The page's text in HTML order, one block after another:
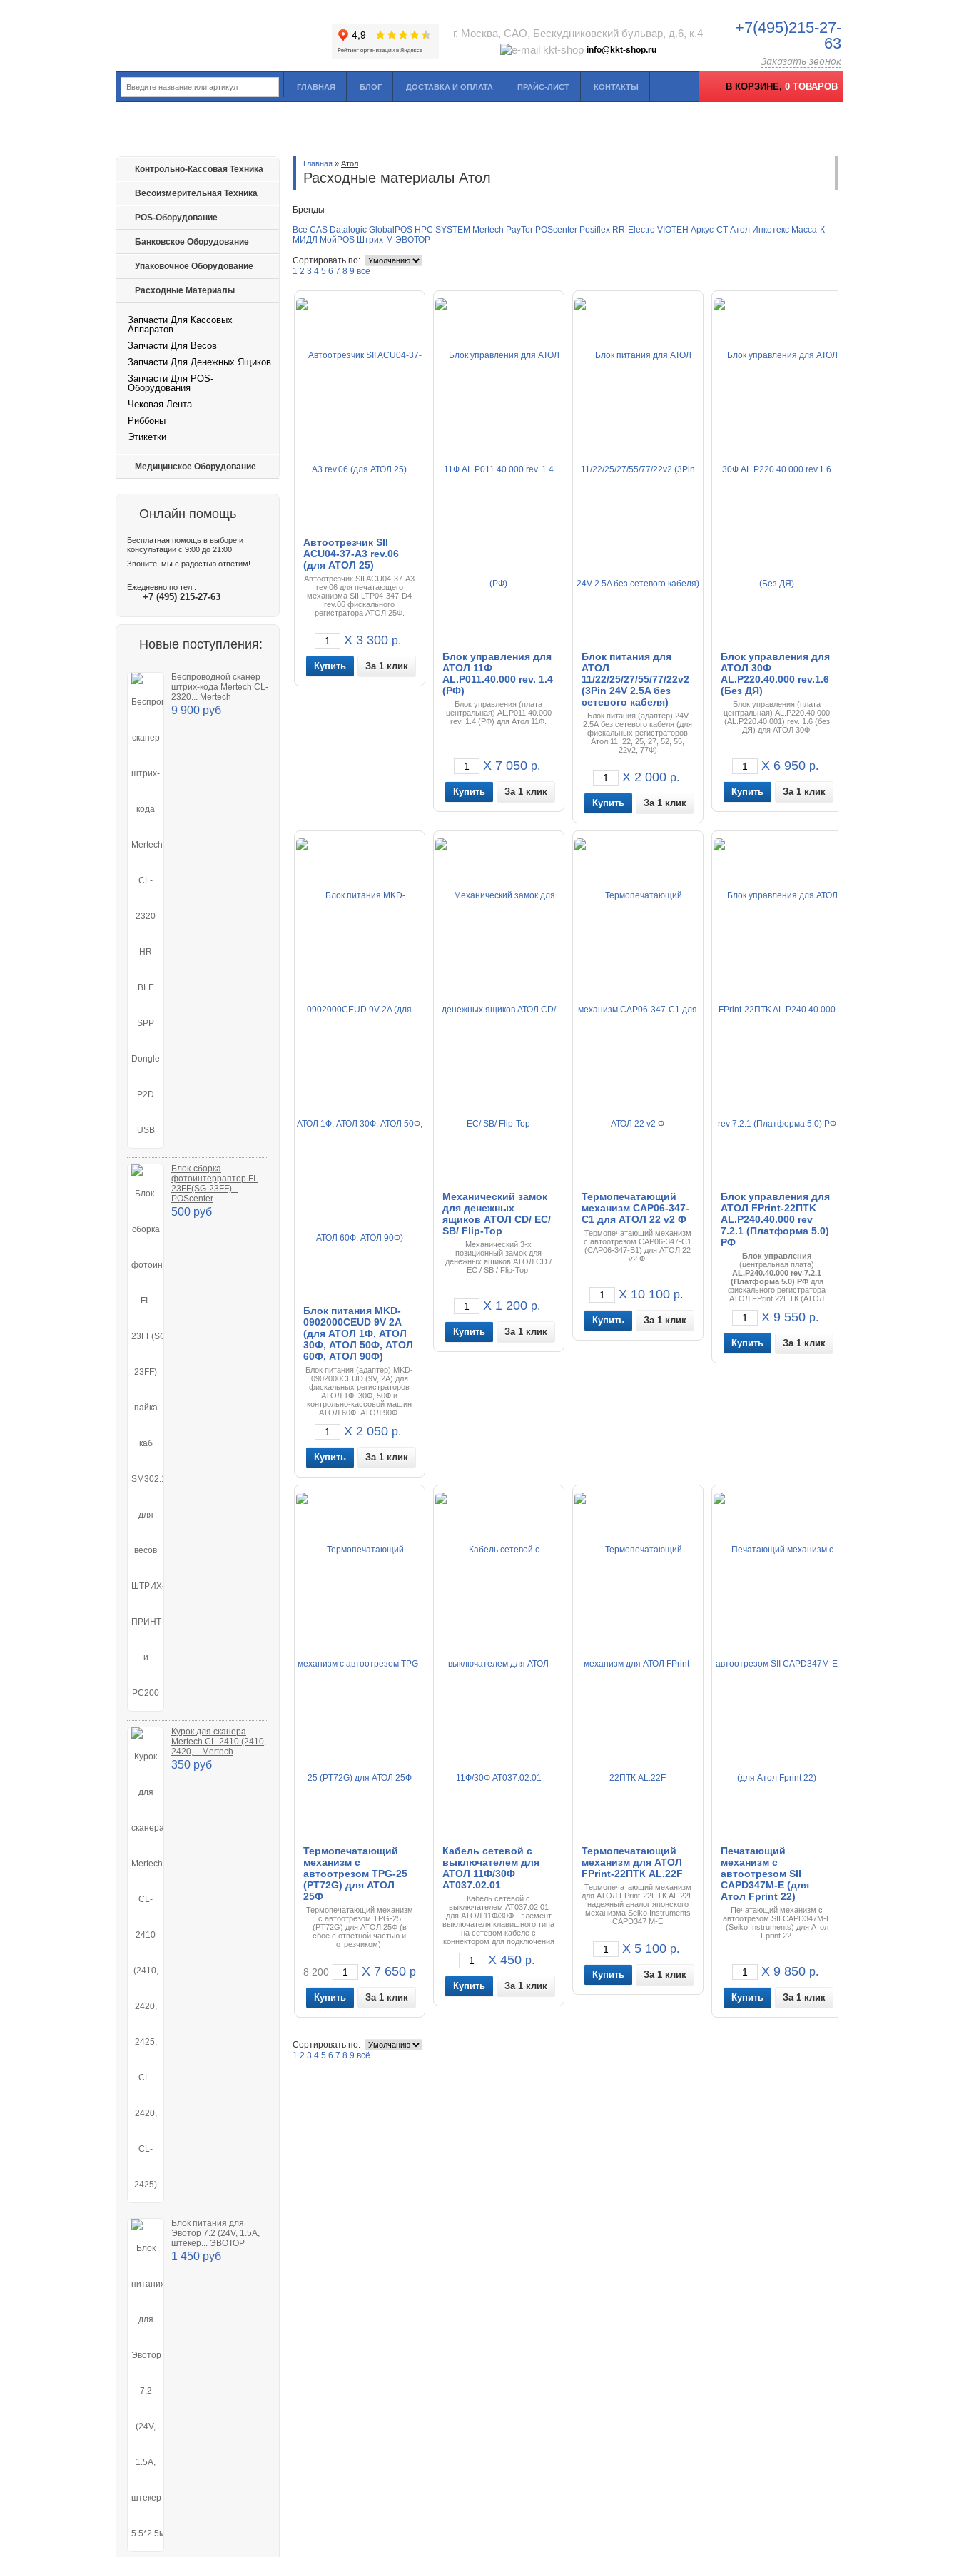
г. Москва, САО, Бескудниковский бульвар, д.6, к.4
info@kkt-shop.ru
+7(495)215-27-
63
Заказать звонок
ГЛАВНАЯ БЛОГ ДОСТАВКА И ОПЛАТА ПРАЙС-ЛИСТ КОНТАКТЫ В КОРЗИНЕ, 0 ТОВАРОВ
Контрольно-Кассовая Техника
Весоизмерительная Техника
POS-Оборудование
Банковское Оборудование
Упаковочное Оборудование
Расходные Материалы
Запчасти Для Кассовых
Аппаратов
Запчасти Для Весов
Запчасти Для Денежных Ящиков
Запчасти Для POS-
Оборудования
Чековая Лента
Риббоны
Этикетки
Медицинское Оборудование
Онлайн помощь
Бесплатная помощь в выборе и
консультации с 9:00 до 21:00.
Звоните, мы с радостью ответим!
Ежедневно по тел.:
+7 (495) 215-27-63
Новые поступления:
Беспроводной сканер
штрих-кода Mertech CL-
2320... Mertech
9 900 руб
Блок-сборка
фотоинтерраптор FI-
23FF(SG-23FF)...
POScenter
500 руб
Курок для сканера
Mertech CL-2410 (2410,
2420,... Mertech
350 руб
Блок питания для
Эвотор 7.2 (24V, 1.5A,
штекер... ЭВОТОР
1 450 руб
Главная » Атол
Расходные материалы Атол
Бренды
Все CAS Datalogic GlobalPOS HPC SYSTEM Mertech PayTor POScenter Posiflex RR-Electro VIOTEH Аркус-СТ Атол Инкотекс Масса-К
МИДЛ МойPOS Штрих-М ЭВОТОР
Сортировать по:
1 2 3 4 5 6 7 8 9 всё
Автоотрезчик SII
ACU04-37-A3 rev.06
(для АТОЛ 25)
Автоотрезчик SII ACU04-37-A3
rev.06 для печатающего
механизма SII LTP04-347-D4
rev.06 фискального
регистратора АТОЛ 25Ф.
X 3 300 р.
За 1 клик
Блок управления для
АТОЛ 11Ф
AL.P011.40.000 rev. 1.4
(РФ)
Блок управления (плата
центральная) AL.P011.40.000
rev. 1.4 (РФ) для Атол 11Ф.
X 7 050 р.
За 1 клик
Блок питания для
АТОЛ
11/22/25/27/55/77/22v2
(3Pin 24V 2.5A без
сетевого кабеля)
Блок питания (адаптер) 24V
2.5A без сетевого кабеля (для
фискальных регистраторов
Атол 11, 22, 25, 27, 52, 55,
22v2, 77Ф)
X 2 000 р.
За 1 клик
Блок управления для
АТОЛ 30Ф
AL.P220.40.000 rev.1.6
(Без ДЯ)
Блок управления (плата
центральная) AL.P220.40.000
(AL.P220.40.001) rev. 1.6 (без
ДЯ) для АТОЛ 30Ф.
X 6 950 р.
За 1 клик
Блок питания MKD-
0902000CEUD 9V 2A
(для АТОЛ 1Ф, АТОЛ
30Ф, АТОЛ 50Ф, АТОЛ
60Ф, АТОЛ 90Ф)
Блок питания (адаптер) MKD-
0902000CEUD (9V, 2A) для
фискальных регистраторов
АТОЛ 1Ф, 30Ф, 50Ф и
контрольно-кассовой машин
АТОЛ 60Ф, АТОЛ 90Ф.
X 2 050 р.
За 1 клик
Механический замок
для денежных
ящиков АТОЛ CD/ EC/
SB/ Flip-Top
Механический 3-х
позиционный замок для
денежных ящиков АТОЛ CD /
EC / SB / Flip-Top.
X 1 200 р.
За 1 клик
Термопечатающий
механизм CAP06-347-
C1 для АТОЛ 22 v2 Ф
Термопечатающий механизм
с автоотрезом CAP06-347-C1
(CAP06-347-B1) для АТОЛ 22
v2 Ф.
X 10 100 р.
За 1 клик
Блок управления для
АТОЛ FPrint-22ПТK
AL.P240.40.000 rev
7.2.1 (Платформа 5.0)
РФ
Блок управления
(центральная плата)
AL.P240.40.000 rev 7.2.1
(Платформа 5.0) РФдля
фискального регистратора
АТОЛ FPrint 22ПТК (АТОЛ
X 9 550 р.
За 1 клик
Термопечатающий
механизм с
автоотрезом TPG-25
(PT72G) для АТОЛ
25Ф
Термопечатающий механизм
с автоотрезом TPG-25
(PT72G) для АТОЛ 25Ф (в
сбое с ответной частью и
отрезчиком).
8 200 X 7 650 р.
За 1 клик
Кабель сетевой с
выключателем для
АТОЛ 11Ф/30Ф
AT037.02.01
Кабель сетевой с
выключателем AT037.02.01
для АТОЛ 11Ф/30Ф - элемент
выключателя клавишного типа
на сетевом кабеле с
коннектором для подключения
управления.
X 450 р.
За 1 клик
Термопечатающий
механизм для АТОЛ
FPrint-22ПТК AL.22F
Термопечатающий механизм
для АТОЛ FPrint-22ПТК AL.22F
надежный аналог японского
механизма Seiko Instruments
CAPD347 M-E
X 5 100 р.
За 1 клик
Печатающий
механизм с
автоотрезом SII
CAPD347M-E (для
Атол Fprint 22)
Печатающий механизм с
автоотрезом SII CAPD347M-E
(Seiko Instruments) для Атол
Fprint 22.
X 9 850 р.
За 1 клик
Сортировать по:
1 2 3 4 5 6 7 8 9 всё